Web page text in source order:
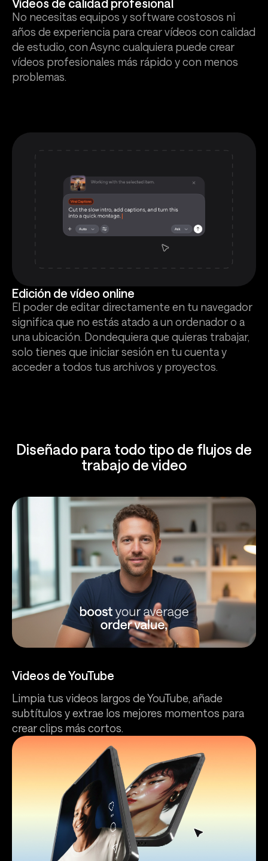
Vídeos de calidad profesional
No necesitas equipos y software costosos ni
años de experiencia para crear vídeos con calidad
de estudio, con Async cualquiera puede crear
vídeos profesionales más rápido y con menos
problemas.
Edición de vídeo online
El poder de editar directamente en tu navegador
significa que no estás atado a un ordenador o a
una ubicación. Dondequiera que quieras trabajar,
solo tienes que iniciar sesión en tu cuenta y
acceder a todos tus archivos y proyectos.
Diseñado para todo tipo de flujos de
trabajo de video
Videos de YouTube
Limpia tus videos largos de YouTube, añade
subtítulos y extrae los mejores momentos para
crear clips más cortos.